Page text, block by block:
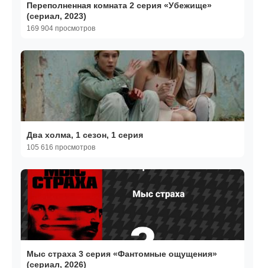
Переполненная комната 2 серия «Убежище»
(сериал, 2023)
169 904 просмотров
Два холма, 1 сезон, 1 серия
105 616 просмотров
Мыс страха 3 серия «Фантомные ощущения»
(сериал, 2026)